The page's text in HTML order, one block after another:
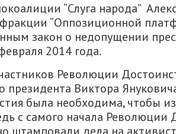
“Слуга народа”
“Оппозиционной
закон о недопущении
2014 года.
Революции
президента Виктора
была необходима, чтобы
с самого начала